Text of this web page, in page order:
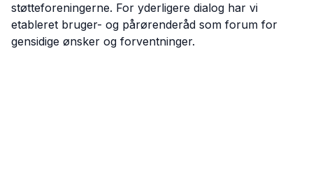
støtteforeningerne. For yderligere dialog har vi
etableret bruger- og pårørenderåd som forum for
gensidige ønsker og forventninger.